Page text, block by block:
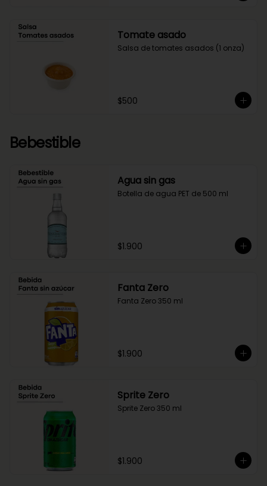
Tomate asado
Salsa de tomates asados (1 onza)
$500
Bebestible
Agua sin gas
Botella de agua PET de 500 ml
$1.900
Fanta Zero
Fanta Zero 350 ml
$1.900
Sprite Zero
Sprite Zero 350 ml
$1.900